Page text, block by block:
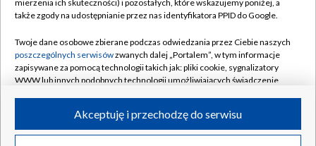
Naziemna Telewizja Cyfrowa
Rada Programowa
System NOS
Informacje o nadawcy
Program dla prasy
Pomoc
Kontakt
Kanały
©2026 Telewizja Polska S.A. w likwidacji
mierzenia ich skuteczności) i pozostałych, które wskazujemy poniżej, a
także zgody na udostępnianie przez nas identyfikatora PPID do Google.
Twoje dane osobowe zbierane podczas odwiedzania przez Ciebie naszych
poszczególnych serwisówzwanych dalej „Portalem”, w tym informacje
zapisywane za pomocą technologii takich jak: pliki cookie, sygnalizatory
WWW lub innych podobnych technologii umożliwiających świadczenie
ruchu w Internecie.Akceptuję i przechodzę do serwisu